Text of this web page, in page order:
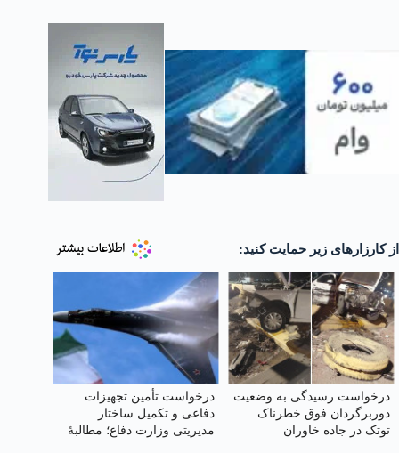
از کارزارهای زیر حمایت کنید:
درخواست رسیدگی به وضعیت
دوربرگردان فوق‌ خطرناک
توتک در جاده خاوران
درخواست تأمین تجهیزات
دفاعی و تکمیل ساختار
مدیریتی وزارت دفاع؛ مطالبهٔ